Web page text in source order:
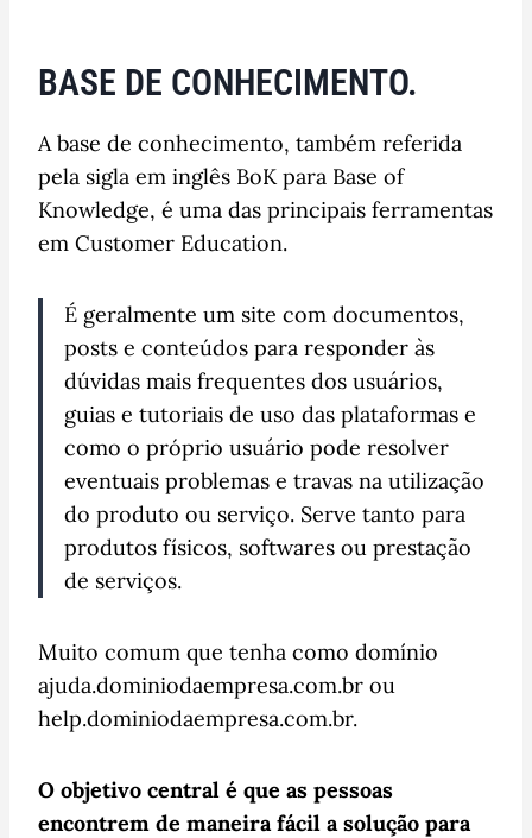
BASE DE CONHECIMENTO.
A base de conhecimento, também referida
pela sigla em inglês BoK para Base of
Knowledge, é uma das principais ferramentas
em Customer Education.
É geralmente um site com documentos,
posts e conteúdos para responder às
dúvidas mais frequentes dos usuários,
guias e tutoriais de uso das plataformas e
como o próprio usuário pode resolver
eventuais problemas e travas na utilização
do produto ou serviço. Serve tanto para
produtos físicos, softwares ou prestação
de serviços.
Muito comum que tenha como domínio
ajuda.dominiodaempresa.com.br ou
help.dominiodaempresa.com.br.
O objetivo central é que as pessoas
encontrem de maneira fácil a solução para